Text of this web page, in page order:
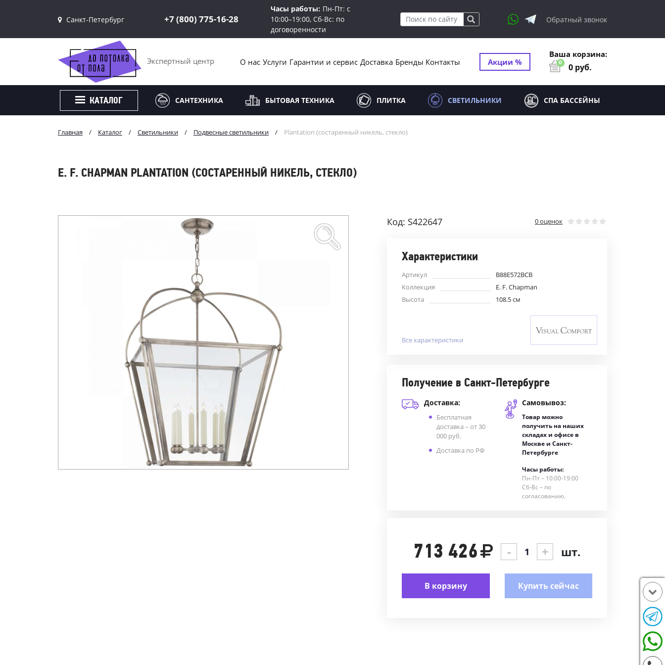
Санкт-Петербург
+7 (800) 775-16-28
Часы работы: Пн-Пт: с
10:00–19:00, Сб-Вс: по
договоренности
Обратный звонок
Экспертный центр О нас Услуги Гарантии и сервис Доставка Бренды Контакты Акции %
Ваша корзина:
0 0 руб.
КАТАЛОГ САНТЕХНИКА БЫТОВАЯ ТЕХНИКА ПЛИТКА СВЕТИЛЬНИКИ СПА БАССЕЙНЫ
Главная / Каталог / Светильники / Подвесные светильники / Plantation (состаренный никель, стекло)
E. F. CHAPMAN PLANTATION (СОСТАРЕННЫЙ НИКЕЛЬ, СТЕКЛО)
Код: S422647 0 оценок
Характеристики
Артикул
B88E572BCB
Коллекция
E. F. Chapman
Высота
108.5 см
Все характеристики
Получение в Санкт-Петербурге
Доставка:
Бесплатная
доставка – от 30
000 руб.
Доставка по РФ
Самовывоз:
Товар можно
получить на наших
складах и офисе в
Москве и Санкт-
Петербурге
Часы работы:
Пн-Пт – 10:00-19:00
Сб-Вс – по
согласованию.
713 426 - + шт.
В корзину Купить сейчас